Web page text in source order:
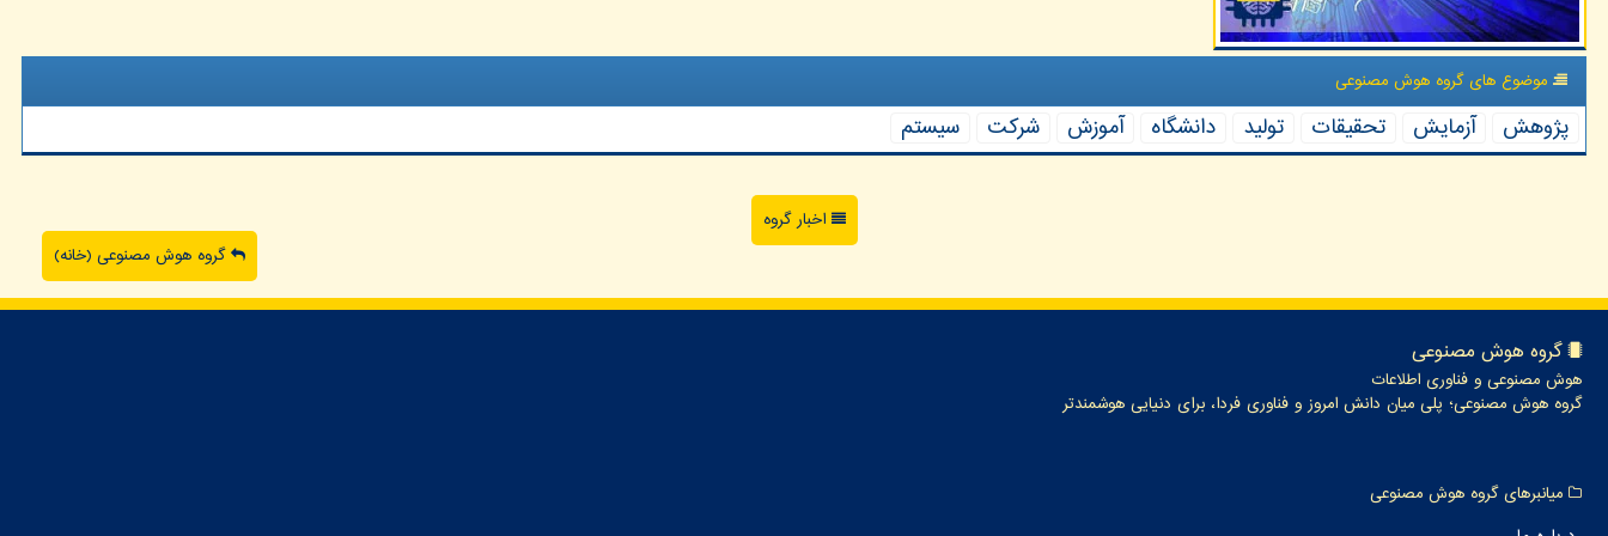
موضوع های گروه هوش مصنوعی
پژوهش آزمایش تحقیقات تولید دانشگاه آموزش شركت سیستم
اخبار گروه
گروه هوش مصنوعی (خانه)
گروه هوش مصنوعی
هوش مصنوعی و فناوری اطلاعات
گروه هوش مصنوعی؛ پلی میان دانش امروز و فناوری فردا، برای دنیایی هوشمندتر
میانبرهای گروه هوش مصنوعی